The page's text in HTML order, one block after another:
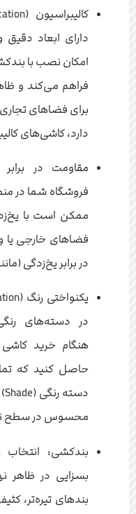
دارای ابعاد
فراهم می‌کند و
برای فضاهای
دارد، کاشی‌های
فروشگاه شما در
ممکن است با
فضاهای خارجی یا
در برابر یخ‌زدگی
هنگام خرید کاشی
حاصل کنید که
محسوس در سطح
بندکشی: انتخاب
بسزایی در ظاهر
بندهای تیره‌تر،